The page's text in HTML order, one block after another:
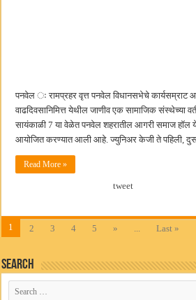
पनवेल ः रामप्रहर वृत्त पनवेल विधानसभेचे कार्यसम्राट
वाढदिवसानिमित्त येथील जाणीव एक सामाजिक संस्थेच्या
सायंकाळी 7 या वेळेत पनवेल शहरातील आगरी समाज हॉल
आयोजित करण्यात आली आहे. ज्युनिअर केजी ते पहिली,
Read More »
tweet
1 2 3 4 5 » ... Last »
Search